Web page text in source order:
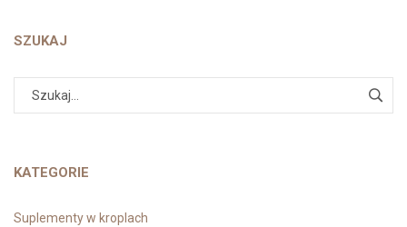
SZUKAJ
KATEGORIE
Suplementy w kroplach